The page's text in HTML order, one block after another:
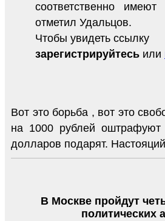
соответственно имеют
отметил Удальцов.
Чтобы увидеть ссылку
зарегистрируйтесь или
Вот это борьба , вот это
на 1000 рублей
долларов подарят.
В Москве пройдут
политических